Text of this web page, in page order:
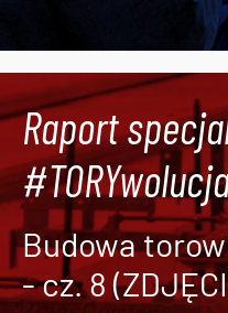
Raport
Budowa
- cz. 8